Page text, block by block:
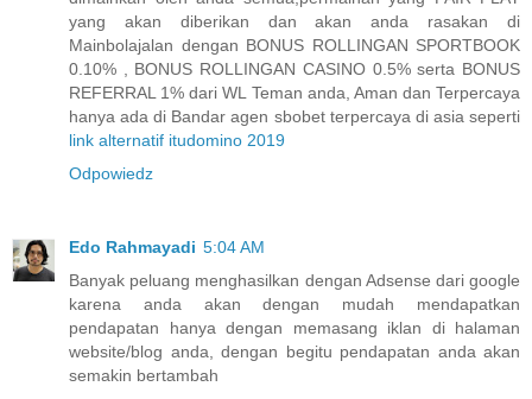
yang akan diberikan dan akan anda rasakan di
Mainbolajalan dengan BONUS ROLLINGAN SPORTBOOK
0.10% , BONUS ROLLINGAN CASINO 0.5% serta BONUS
REFERRAL 1% dari WL Teman anda, Aman dan Terpercaya
hanya ada di Bandar agen sbobet terpercaya di asia seperti
link alternatif itudomino 2019
Odpowiedz
Edo Rahmayadi 5:04 AM
Banyak peluang menghasilkan dengan Adsense dari google
karena anda akan dengan mudah mendapatkan
pendapatan hanya dengan memasang iklan di halaman
website/blog anda, dengan begitu pendapatan anda akan
semakin bertambah